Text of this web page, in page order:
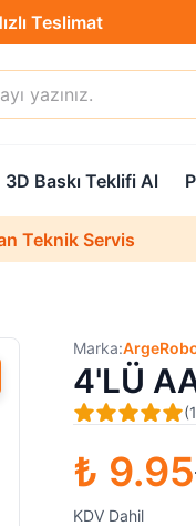
Teslimat
3D Baskı Teklifi Al
Hızlı Teslimat
Teknik Servis
Marka:
4'LÜ
(1
₺ 9.95
KDV Dahil